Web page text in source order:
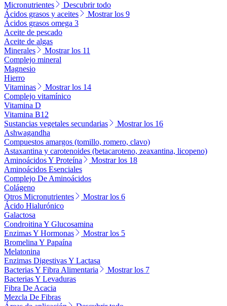
Micronutrientes
Descubrir todo
Ácidos grasos y aceites
Mostrar los 9
Ácidos grasos omega 3
Aceite de pescado
Aceite de algas
Minerales
Mostrar los 11
Complejo mineral
Magnesio
Hierro
Vitaminas
Mostrar los 14
Complejo vitamínico
Vitamina D
Vitamina B12
Sustancias vegetales secundarias
Mostrar los 16
Ashwagandha
Compuestos amargos (tomillo, romero, clavo)
Astaxantina y carotenoides (betacaroteno, zeaxantina, licopeno)
Aminoácidos Y Proteína
Mostrar los 18
Aminoácidos Esenciales
Complejo De Aminoácidos
Colágeno
Otros Micronutrientes
Mostrar los 6
Ácido Hialurónico
Galactosa
Condroitina Y Glucosamina
Enzimas Y Hormonas
Mostrar los 5
Bromelina Y Papaína
Melatonina
Enzimas Digestivas Y Lactasa
Bacterias Y Fibra Alimentaria
Mostrar los 7
Bacterias Y Levaduras
Fibra De Acacia
Mezcla De Fibras